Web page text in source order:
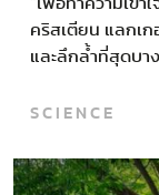
“เพื่อทำความเข้า
คริสเตียน แลกเก
และลึกล้ำที่สุดบ
ชีวิต…
SCIENCE